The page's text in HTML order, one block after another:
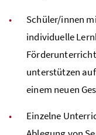
Schüler/innen
individuelle
unterstützen
einem neuen
Einzelne